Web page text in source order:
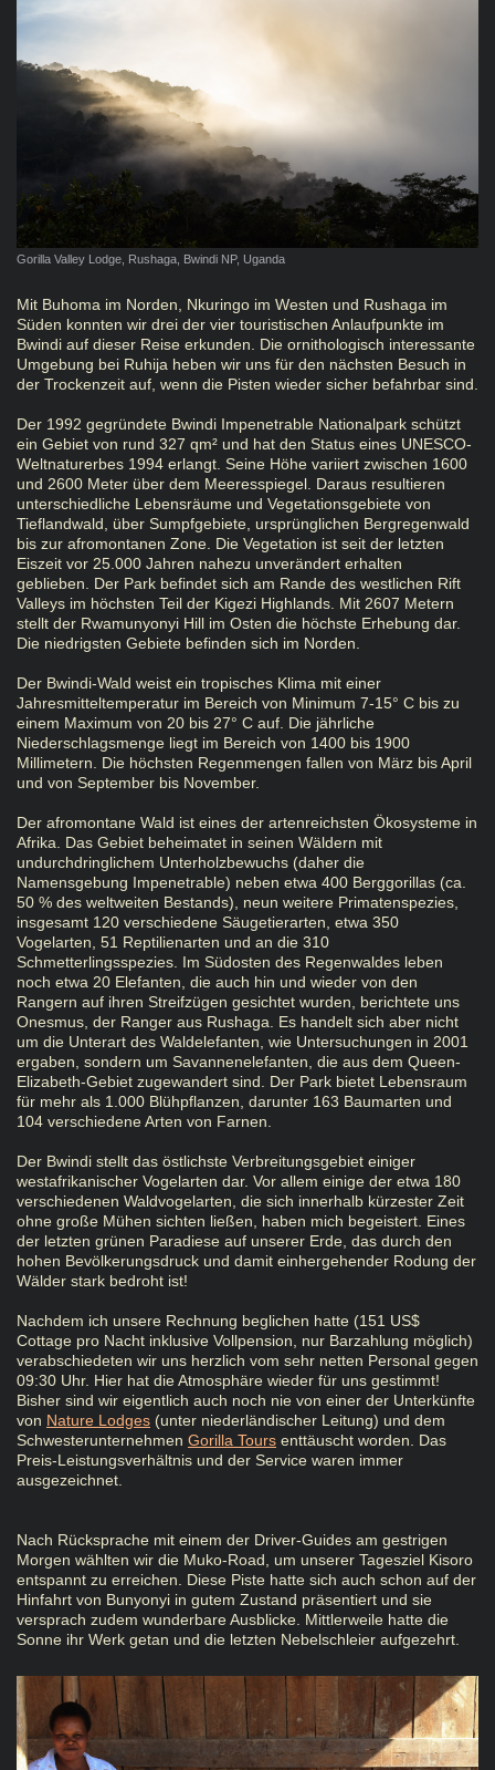
Gorilla Valley Lodge, Rushaga, Bwindi NP, Uganda
Mit Buhoma im Norden, Nkuringo im Westen und Rushaga im
Süden konnten wir drei der vier touristischen Anlaufpunkte im
Bwindi auf dieser Reise erkunden. Die ornithologisch interessante
Umgebung bei Ruhija heben wir uns für den nächsten Besuch in
der Trockenzeit auf, wenn die Pisten wieder sicher befahrbar sind.
Der 1992 gegründete Bwindi Impenetrable Nationalpark schützt
ein Gebiet von rund 327 qm² und hat den Status eines UNESCO-
Weltnaturerbes 1994 erlangt. Seine Höhe variiert zwischen 1600
und 2600 Meter über dem Meeresspiegel. Daraus resultieren
unterschiedliche Lebensräume und Vegetationsgebiete von
Tieflandwald, über Sumpfgebiete, ursprünglichen Bergregenwald
bis zur afromontanen Zone. Die Vegetation ist seit der letzten
Eiszeit vor 25.000 Jahren nahezu unverändert erhalten
geblieben. Der Park befindet sich am Rande des westlichen Rift
Valleys im höchsten Teil der Kigezi Highlands. Mit 2607 Metern
stellt der Rwamunyonyi Hill im Osten die höchste Erhebung dar.
Die niedrigsten Gebiete befinden sich im Norden.
Der Bwindi-Wald weist ein tropisches Klima mit einer
Jahresmitteltemperatur im Bereich von Minimum 7-15° C bis zu
einem Maximum von 20 bis 27° C auf. Die jährliche
Niederschlagsmenge liegt im Bereich von 1400 bis 1900
Millimetern. Die höchsten Regenmengen fallen von März bis April
und von September bis November.
Der afromontane Wald ist eines der artenreichsten Ökosysteme in
Afrika. Das Gebiet beheimatet in seinen Wäldern mit
undurchdringlichem Unterholzbewuchs (daher die
Namensgebung Impenetrable) neben etwa 400 Berggorillas (ca.
50 % des weltweiten Bestands), neun weitere Primatenspezies,
insgesamt 120 verschiedene Säugetierarten, etwa 350
Vogelarten, 51 Reptilienarten und an die 310
Schmetterlingsspezies. Im Südosten des Regenwaldes leben
noch etwa 20 Elefanten, die auch hin und wieder von den
Rangern auf ihren Streifzügen gesichtet wurden, berichtete uns
Onesmus, der Ranger aus Rushaga. Es handelt sich aber nicht
um die Unterart des Waldelefanten, wie Untersuchungen in 2001
ergaben, sondern um Savannenelefanten, die aus dem Queen-
Elizabeth-Gebiet zugewandert sind. Der Park bietet Lebensraum
für mehr als 1.000 Blühpflanzen, darunter 163 Baumarten und
104 verschiedene Arten von Farnen.
Der Bwindi stellt das östlichste Verbreitungsgebiet einiger
westafrikanischer Vogelarten dar. Vor allem einige der etwa 180
verschiedenen Waldvogelarten, die sich innerhalb kürzester Zeit
ohne große Mühen sichten ließen, haben mich begeistert. Eines
der letzten grünen Paradiese auf unserer Erde, das durch den
hohen Bevölkerungsdruck und damit einhergehender Rodung der
Wälder stark bedroht ist!
Nachdem ich unsere Rechnung beglichen hatte (151 US$
Cottage pro Nacht inklusive Vollpension, nur Barzahlung möglich)
verabschiedeten wir uns herzlich vom sehr netten Personal gegen
09:30 Uhr. Hier hat die Atmosphäre wieder für uns gestimmt!
Bisher sind wir eigentlich auch noch nie von einer der Unterkünfte
von Nature Lodges (unter niederländischer Leitung) und dem
Schwesterunternehmen Gorilla Tours enttäuscht worden. Das
Preis-Leistungsverhältnis und der Service waren immer
ausgezeichnet.
Nach Rücksprache mit einem der Driver-Guides am gestrigen
Morgen wählten wir die Muko-Road, um unserer Tagesziel Kisoro
entspannt zu erreichen. Diese Piste hatte sich auch schon auf der
Hinfahrt von Bunyonyi in gutem Zustand präsentiert und sie
versprach zudem wunderbare Ausblicke. Mittlerweile hatte die
Sonne ihr Werk getan und die letzten Nebelschleier aufgezehrt.